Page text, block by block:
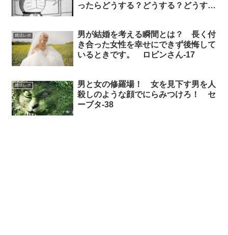
ったらどうする？どうする？どうす
婚活レポ
男が結婚を考える瞬間とは？ 長く付
き合った女性を幸せにできず後悔して
いるときです。 ロビンさん-17
婚活レポ
男と女の修羅場！ 女を見下す男を人
殺しのような顔でにらみつけろ！ セ
ーブタ-38